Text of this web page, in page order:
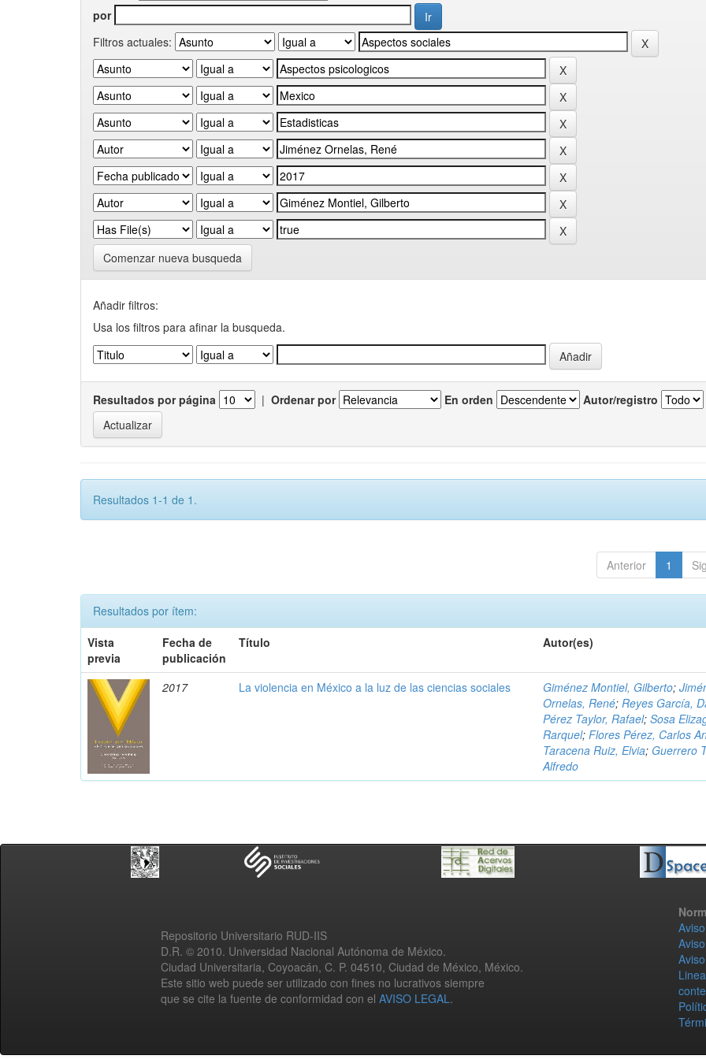
por
Filtros actuales:
Comenzar nueva busqueda
Añadir filtros:
Usa los filtros para afinar la busqueda.
Resultados por página | Ordenar por En orden Autor/registro
Resultados 1-1 de 1.
Anterior 1
Resultados por ítem:
Vista
previa
Fecha de
publicación
Título Autor(es)
2017 La violencia en México a la luz de las ciencias sociales Giménez Montiel, Gilberto;
Ornelas, René;Reyes García,
Pérez Taylor, Rafael;Sosa
Rarquel;Flores Pérez, Carlos
Taracena Ruiz, Elvia; Guerrero
Alfredo
Repositorio Universitario RUD-IIS
D.R. © 2010. Universidad Nacional Autónoma de México.
Ciudad Universitaria, Coyoacán, C. P. 04510, Ciudad de México, México.
Este sitio web puede ser utilizado con fines no lucrativos siempre
que se cite la fuente de conformidad con el AVISO LEGAL.